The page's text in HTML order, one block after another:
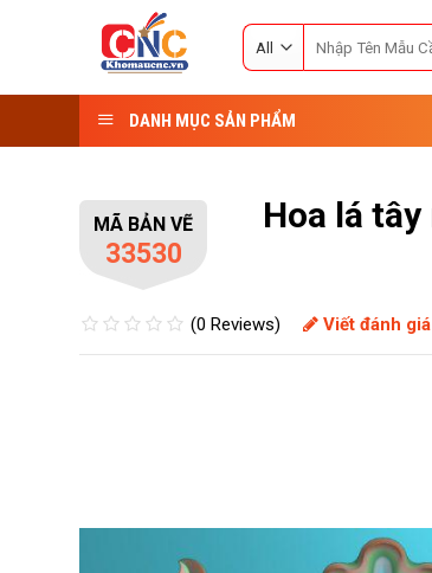
for:
DANH MỤC SẢN PHẨM
MÃ BẢN VẼ
33530
Hoa lá
(0 Reviews) Viết đánh giá